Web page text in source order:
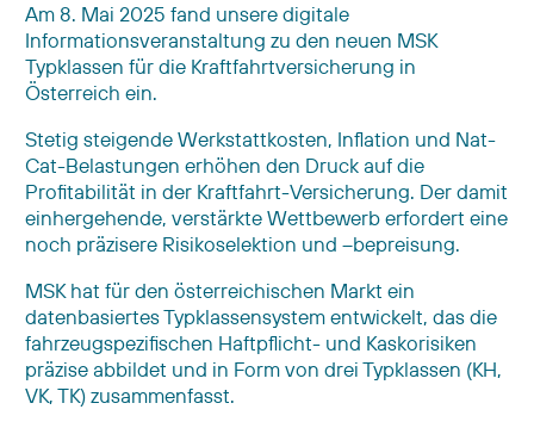
Am 8. Mai 2025 fand unsere digitale
Informationsveranstaltung zu den neuen MSK
Typklassen für die Kraftfahrtversicherung in
Österreich ein.
Stetig steigende Werkstattkosten, Inflation und Nat-
Cat-Belastungen erhöhen den Druck auf die
Profitabilität in der Kraftfahrt-Versicherung. Der damit
einhergehende, verstärkte Wettbewerb erfordert eine
noch präzisere Risikoselektion und –bepreisung.
MSK hat für den österreichischen Markt ein
datenbasiertes Typklassensystem entwickelt, das die
fahrzeugspezifischen Haftpflicht- und Kaskorisiken
präzise abbildet und in Form von drei Typklassen (KH,
VK, TK) zusammenfasst.